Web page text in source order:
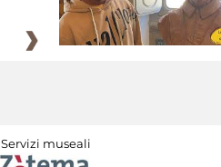
Servizi museali